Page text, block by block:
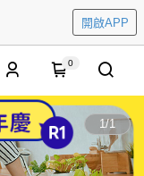
開啟APP
0
1/1